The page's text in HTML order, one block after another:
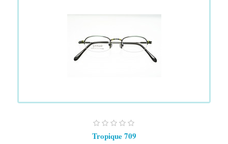
Tropique 709